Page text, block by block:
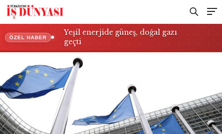
ÖZEL HABER
Yeşil enerjide güneş, doğal gazı
geçti